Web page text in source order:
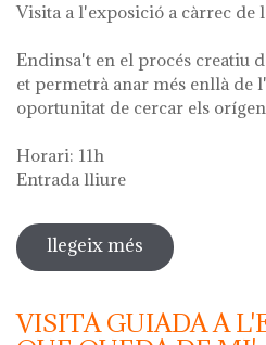
Visita a l'exposició a càrrec de
Endinsa't en el procés creatiu
et permetrà anar més enllà de
oportunitat de cercar els
Horari: 11h
Entrada lliure
llegeix més sobre visita
a la font'
VISITA GUIADA A